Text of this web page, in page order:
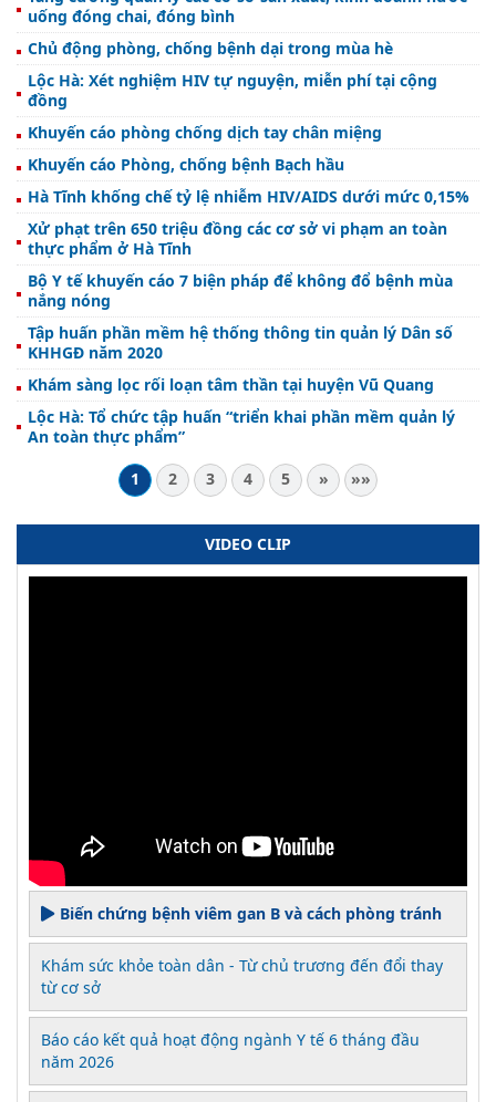
uống đóng chai, đóng bình
Chủ động phòng, chống bệnh dại trong mùa hè
Lộc Hà: Xét nghiệm HIV tự nguyện, miễn phí tại cộng
đồng
Khuyến cáo phòng chống dịch tay chân miệng
Khuyến cáo Phòng, chống bệnh Bạch hầu
Hà Tĩnh khống chế tỷ lệ nhiễm HIV/AIDS dưới mức 0,15%
Xử phạt trên 650 triệu đồng các cơ sở vi phạm an toàn
thực phẩm ở Hà Tĩnh
Bộ Y tế khuyến cáo 7 biện pháp để không đổ bệnh mùa
nắng nóng
Tập huấn phần mềm hệ thống thông tin quản lý Dân số
KHHGĐ năm 2020
Khám sàng lọc rối loạn tâm thần tại huyện Vũ Quang
Lộc Hà: Tổ chức tập huấn “triển khai phần mềm quản lý
An toàn thực phẩm”
1
2 3 4 5 » »»
VIDEO CLIP
Biến chứng bệnh viêm gan B và cách phòng tránh
Khám sức khỏe toàn dân - Từ chủ trương đến đổi thay
từ cơ sở
Báo cáo kết quả hoạt động ngành Y tế 6 tháng đầu
năm 2026